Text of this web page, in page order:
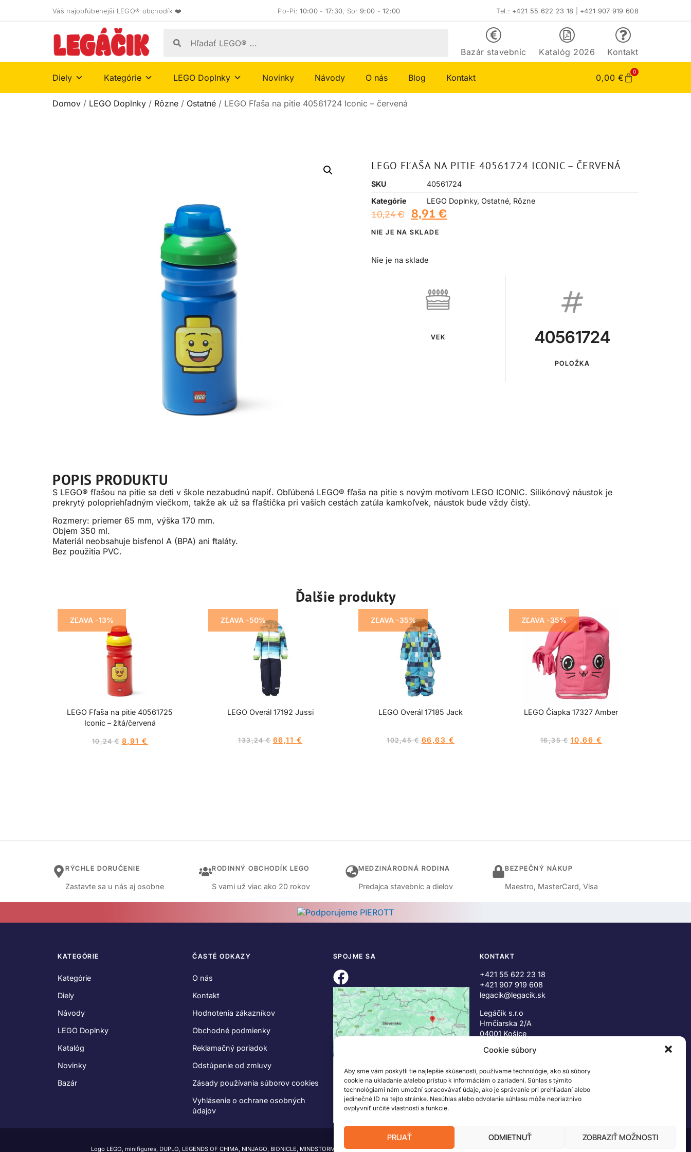
Cookie súbory
Aby sme vám poskytli tie najlepšie skúsenosti, používame technológie, ako sú súbory
cookie na ukladanie a/alebo prístup k informáciám o zariadení. Súhlas s týmito
technológiami nám umožní spracovávať údaje, ako je správanie pri prehliadaní alebo
jedinečné ID na tejto stránke. Nesúhlas alebo odvolanie súhlasu môže nepriaznivo
ovplyvniť určité vlastnosti a funkcie.
PRIJAŤ ODMIETNUŤ ZOBRAZIŤ MOŽNOSTI
Váš najobľúbenejší LEGO® obchodík ❤️ Po-Pi:10:00 - 17:30, So:9:00 - 12:00 Tel.: +421 55 622 23 18 +421 907 919 608
Bazár stavebníc Katalóg 2026 Kontakt
Diely Kategórie LEGO Doplnky Novinky Návody O nás Blog Kontakt 0,00 €
0
Domov / LEGO Doplnky / Rôzne / Ostatné / LEGO Fľaša na pitie 40561724 Iconic – červená
LEGO FĽAŠA NA PITIE 40561724 ICONIC – ČERVENÁ
SKU
40561724
Kategórie
LEGO Doplnky, Ostatné, Rôzne
10,24€ 8,91 €
NIE JE NA SKLADE
Nie je na sklade
VEK 40561724
POLOŽKA
POPIS PRODUKTU
S LEGO® fľašou na pitie sa deti v škole nezabudnú napiť. Obľúbená LEGO® fľaša na pitie s novým motívom LEGO ICONIC. Silikónový náustok je
prekrytý polopriehľadným viečkom, takže ak už sa fľaštička pri vašich cestách zatúla kamkoľvek, náustok bude vždy čistý.
Rozmery: priemer 65 mm, výška 170 mm.
Objem 350 ml.
Materiál neobsahuje bisfenol A (BPA) ani ftaláty.
Bez použitia PVC.
Ďalšie produkty
ZĽAVA -13%
LEGO Fľaša na pitie 40561725
Iconic – žltá/červená
10,24€ 8,91€
ZĽAVA -50%
LEGO Overál 17192 Jussi
133,24€ 66,11 €
ZĽAVA -35%
LEGO Overál 17185 Jack
102,45€ 66,63 €
ZĽAVA -35%
LEGO Čiapka 17327 Amber
16,35€ 10,66 €
RÝCHLE DORUČENIE
Zastavte sa u nás aj osobne
RODINNÝ OBCHODÍK LEGO
S vami už viac ako 20 rokov
MEDZINÁRODNÁ RODINA
Predajca stavebníc a dielov
BEZPEČNÝ NÁKUP
Maestro, MasterCard, Visa
KATEGÓRIE
Kategórie
Diely
Návody
LEGO Doplnky
Katalóg
Novinky
Bazár
ČASTÉ ODKAZY
O nás
Kontakt
Hodnotenia zákazníkov
Obchodné podmienky
Reklamačný poriadok
Odstúpenie od zmluvy
Zásady používania súborov cookies
Vyhlásenie o ochrane osobných
údajov
SPOJME SA KONTAKT
+421 55 622 23 18
+421 907 919 608
legacik@legacik.sk
Legáčik s.r.o
Hrnčiarska 2/A
04001 Košice
IČ DPH: SK2023978330
Logo LEGO, minifigures, DUPLO, LEGENDS OF CHIMA, NINJAGO, BIONICLE, MINDSTORMS a MIXELS sú ochranné známky LEGO Group. ©2026 The LEGO Group. Všetky práva vyhradené